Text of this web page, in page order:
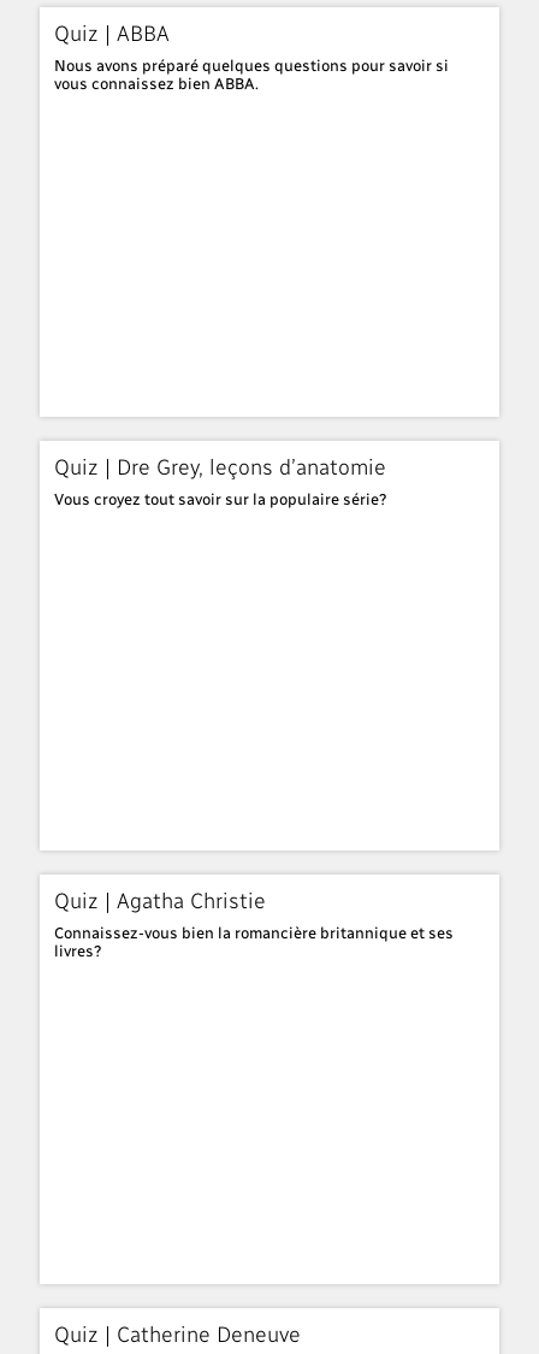
Quiz | ABBA
Nous avons préparé quelques questions pour savoir si
vous connaissez bien ABBA.
Quiz | Dre Grey, leçons d’anatomie
Vous croyez tout savoir sur la populaire série?
Quiz | Agatha Christie
Connaissez-vous bien la romancière britannique et ses
livres?
Quiz | Catherine Deneuve